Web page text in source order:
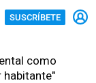
SUSCRÍBETE
como
habitante"